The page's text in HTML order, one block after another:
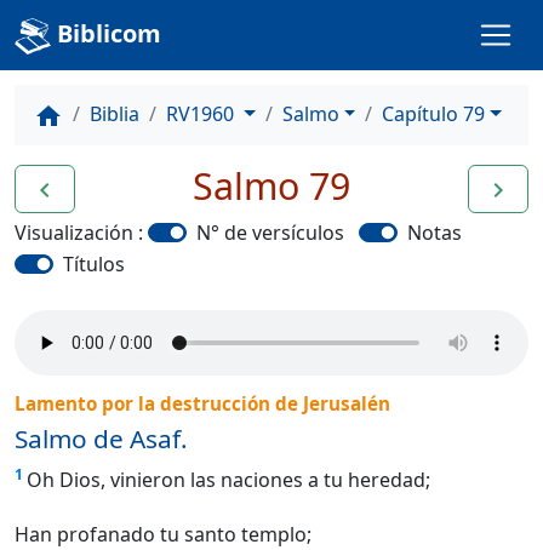
Biblicom
home Biblia RV1960 Salmo Capítulo 79
navigate_before navigate_next
Salmo 79
Visualización : N° de versículos
Notas
Títulos
Lamento por la destrucción de Jerusalén
Salmo de Asaf.
1 Oh Dios, vinieron las naciones a tu heredad;
Han profanado tu santo templo;